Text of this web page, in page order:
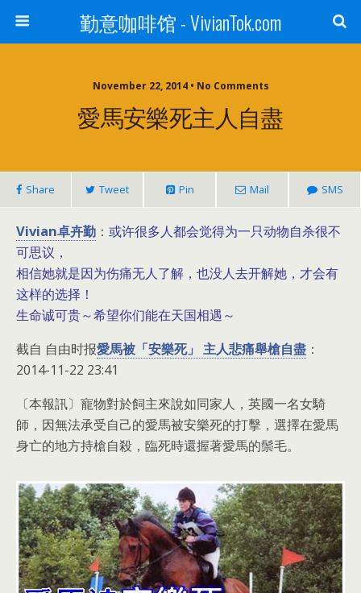
勤意咖啡馆 - VivianTok.com
November 22, 2014 • No Comments
愛馬安樂死主人自盡
Share Tweet Pin Mail SMS
Vivian卓卉勤 ： 或许很多人都会觉得为一只动物自杀很不
可思议，
相信她就是因为伤痛无人了解，也没人去开解她，才会有
这样的选择！
生命诚可贵～希望你们能在天国相遇～
截自 自由时报愛馬被「安樂死」 主人悲痛舉槍自盡 ：
2014-11-22 23:41
〔本報訊〕寵物對於飼主來說如同家人，英國一名女騎
師，因無法承受自己的愛馬被安樂死的打擊，選擇在愛馬
身亡的地方持槍自殺，臨死時還握著愛馬的鬃毛。